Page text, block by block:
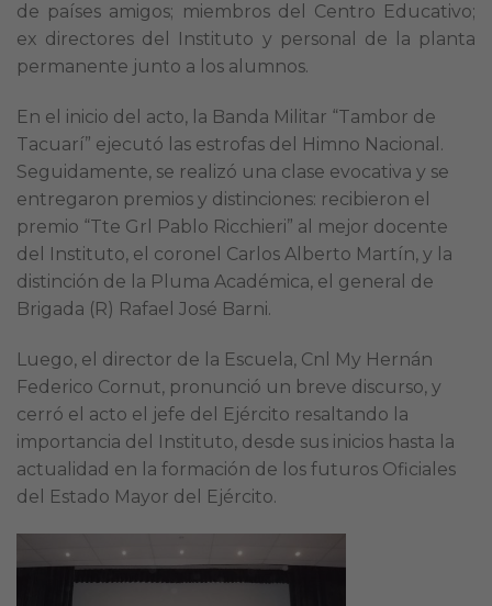
de países amigos; miembros del Centro Educativo;
ex directores del Instituto y personal de la planta
permanente junto a los alumnos.
En el inicio del acto, la Banda Militar “Tambor de
Tacuarí” ejecutó las estrofas del Himno Nacional.
Seguidamente, se realizó una clase evocativa y se
entregaron premios y distinciones: recibieron el
premio “Tte Grl Pablo Ricchieri” al mejor docente
del Instituto, el coronel Carlos Alberto Martín, y la
distinción de la Pluma Académica, el general de
Brigada (R) Rafael José Barni.
Luego, el director de la Escuela, Cnl My Hernán
Federico Cornut, pronunció un breve discurso, y
cerró el acto el jefe del Ejército resaltando la
importancia del Instituto, desde sus inicios hasta la
actualidad en la formación de los futuros Oficiales
del Estado Mayor del Ejército.